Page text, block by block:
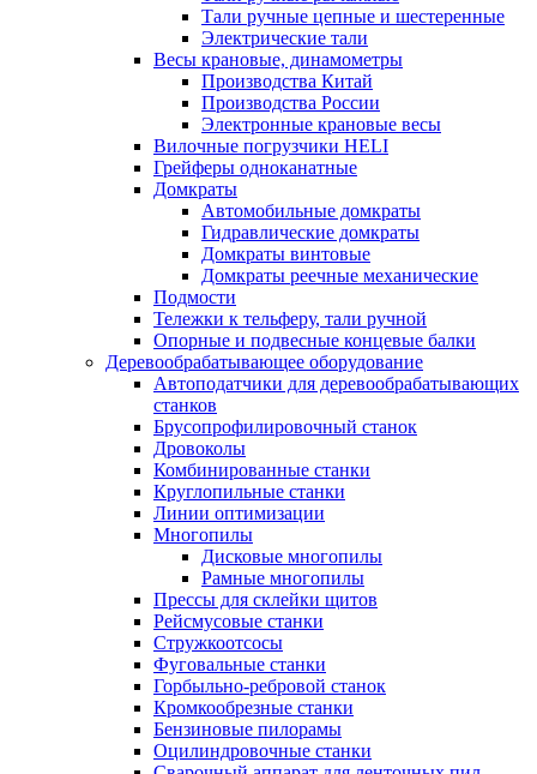
Тали ручные цепные и шестеренные
Электрические тали
Весы крановые, динамометры
Производства Китай
Производства России
Электронные крановые весы
Вилочные погрузчики HELI
Грейферы одноканатные
Домкраты
Автомобильные домкраты
Гидравлические домкраты
Домкраты винтовые
Домкраты реечные механические
Подмости
Тележки к тельферу, тали ручной
Опорные и подвесные концевые балки
Деревообрабатывающее оборудование
Автоподатчики для деревообрабатывающих
станков
Брусопрофилировочный станок
Дровоколы
Комбинированные станки
Круглопильные станки
Линии оптимизации
Многопилы
Дисковые многопилы
Рамные многопилы
Прессы для склейки щитов
Рейсмусовые станки
Стружкоотсосы
Фуговальные станки
Горбыльно-ребровой станок
Кромкообрезные станки
Бензиновые пилорамы
Оцилиндровочные станки